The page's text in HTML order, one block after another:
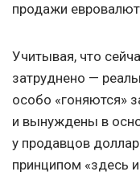
продажи
Учитывая, что
затруднено —
особо «гоняются»
и вынуждены в
у продавцов
принципом «здесь